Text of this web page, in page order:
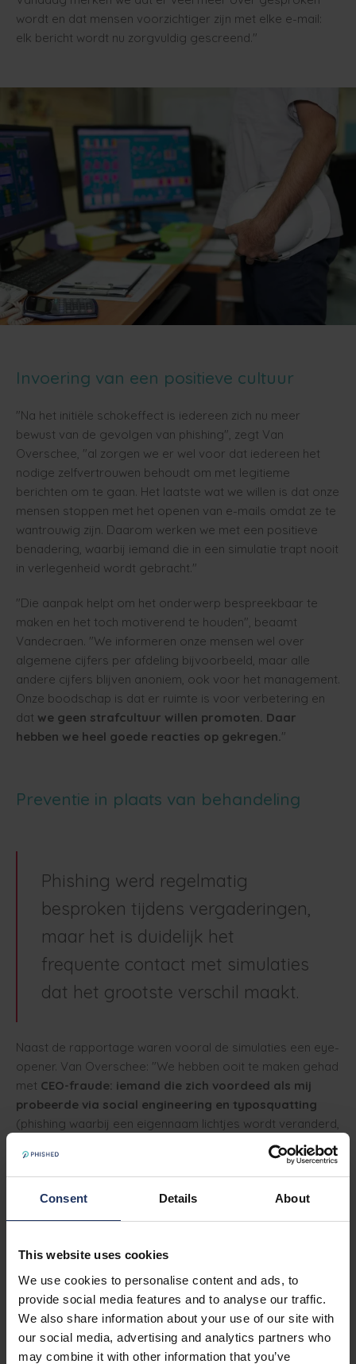
Consent Details About
This website uses cookies
We use cookies to personalise content and ads, to
provide social media features and to analyse our traffic.
We also share information about your use of our site with
our social media, advertising and analytics partners who
may combine it with other information that you’ve
wordt en dat mensen voorzichtiger zijn met elke e-mail:
elk bericht wordt nu zorgvuldig gescreend."
Invoering van een positieve cultuur
"Na het initiële schokeffect is iedereen zich nu meer
bewust van de gevolgen van phishing", zegt Van
Overschee, "al zorgen we er wel voor dat iedereen het
nodige zelfvertrouwen behoudt om met legitieme
berichten om te gaan. Het laatste wat we willen is dat onze
mensen stoppen met het openen van e-mails omdat ze te
wantrouwig zijn. Daarom werken we met een positieve
benadering, waarbij iemand die in een simulatie trapt nooit
in verlegenheid wordt gebracht."
"Die aanpak helpt om het onderwerp bespreekbaar te
maken en het toch motiverend te houden", beaamt
Vandecraen. "We informeren onze mensen wel over
algemene cijfers per afdeling bijvoorbeeld, maar alle
andere cijfers blijven anoniem, ook voor het management.
Onze boodschap is dat er ruimte is voor verbetering en
dat we geen strafcultuur willen promoten. Daar
hebben we heel goede reacties op gekregen."
Preventie in plaats van behandeling
Phishing werd regelmatig
besproken tijdens vergaderingen,
maar het is duidelijk het
frequente contact met simulaties
dat het grootste verschil maakt.
Naast de rapportage waren vooral de simulaties een eye-
opener. Van Overschee: "We hebben ooit te maken gehad
met CEO-fraude: iemand die zich voordeed als mij
probeerde via social engineering en typosquatting
(phishing waarbij een eigennaam lichtjes wordt veranderd,
bijvoorbeeld Ipcas in plaats van IPCOS) grote sommen
geld te verduisteren. Destijds was iedereen kortstondig
geschokt, maar blijkbaar is het menselijk geheugen toch
niet in staat om die waakzaamheid te handhaven."
phishingberichten,merken we dat iedereen nu altijd
alert is en de gevaren kan spotten
", zegt Van
Overschee. "We hadden al tweestapsverificatie en
bespraken phishing regelmatig tijdens vergaderingen,
maar het is duidelijk het veelvuldige contact met simulaties
dat het grootste verschil maakt."